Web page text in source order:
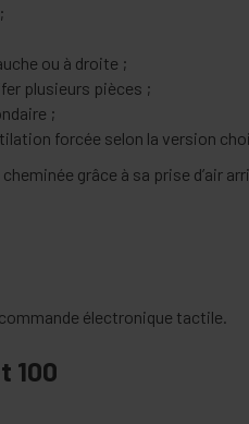
ou à droite ;
plusieurs pièces ;
;
forcée selon la version
grâce à sa prise d’air
électronique tactile.
100